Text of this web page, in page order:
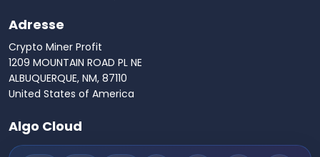
Adresse
Crypto Miner Profit
1209 MOUNTAIN ROAD PL NE
ALBUQUERQUE, NM, 87110
United States of America
Algo Cloud